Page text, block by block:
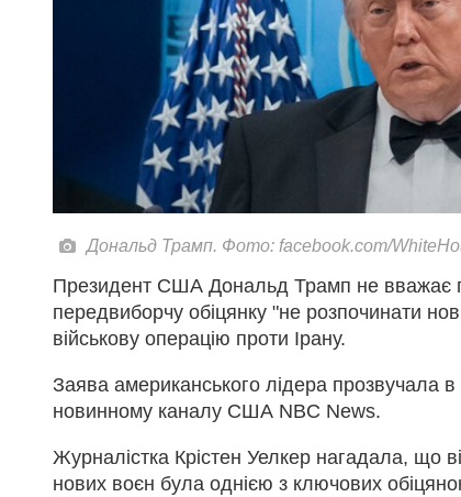
Дональд Трамп. Фото: facebook.com/
Президент США Дональд Трамп не вважає
передвиборчу обіцянку "не розпочинати
військову операцію проти Ірану.
Заява американського лідера прозвучала в
новинному каналу США NBC News.
Журналістка Крістен Уелкер нагадала, що
нових воєн була однією з ключових